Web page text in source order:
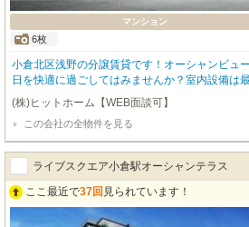
マンション
6枚
小倉北区浅野の分譲賃貸です！オーシャンビュ
日を快適に過ごしてはみませんか？室内設備は
層ガラスも採用しているので、寒い日も暖かく
で付いています！※契約は定期借家契約で5年間
(株)ヒットホーム【WEB面談可】
この会社の全物件を見る
ライブスクエア小倉駅オーシャンテラス
ここ最近で37回 見られています！